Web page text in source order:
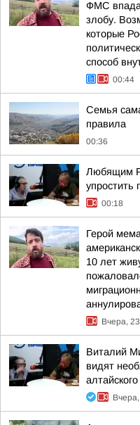
ФМС
злобу.
которые
способ
00:44
Семья
правила
00:36
Любящим
упростить
00:18
Герой
10 лет
Вчера,
Виталий
видят